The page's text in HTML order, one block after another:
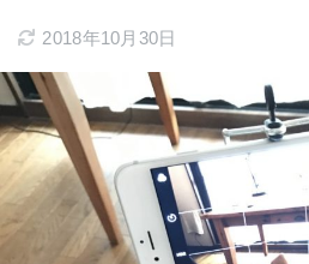
2018年10月30日